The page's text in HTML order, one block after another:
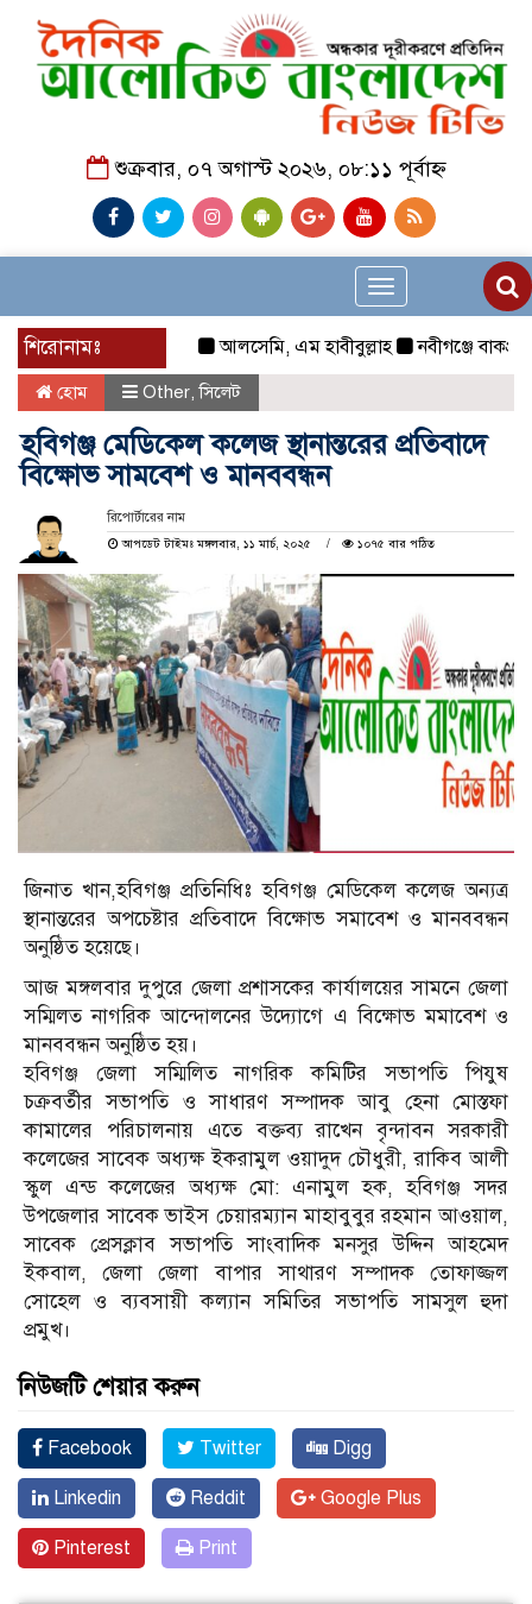
শুক্রবার, ০৭ অগাস্ট ২০২৬, ০৮:১১ পূর্বাহ্ন
Toggle
navigation
শিরোনামঃ আলসেমি, এম হাবীবুল্লাহ নবীগঞ্জে
হোম Other,সিলেট
হবিগঞ্জ মেডিকেল কলেজ স্থানান্তরের প্রতিবাদে
বিক্ষোভ সামবেশ ও মানববন্ধন
রিপোর্টারের নাম
আপডেট টাইমঃ মঙ্গলবার, ১১ মার্চ, ২০২৫
১০৭৫ বার পঠিত
জিনাত খান,হবিগঞ্জ প্রতিনিধিঃ হবিগঞ্জ মেডিকেল কলেজ অন্যত্র
স্থানান্তরের অপচেষ্টার প্রতিবাদে বিক্ষোভ সমাবেশ ও মানববন্ধন
অনুষ্ঠিত হয়েছে।
আজ মঙ্গলবার দুপুরে জেলা প্রশাসকের কার্যালয়ের সামনে জেলা
স‌ম্মিলত নাগরিক আ‌ন্দোল‌নের উদ্যোগে এ বিক্ষোভ মমা‌বেশ ও
মানববন্ধন অনুষ্ঠিত হয়।
হবিগঞ্জ জেলা সম্মি‌লিত নাগরিক কমিটির সভাপতি পিযুষ
চক্রবর্তীর সভাপতি ও সাধারণ সম্পাদক আবু হেনা মোস্তফা
কামালের পরিচালনায় এতে বক্তব্য রাখেন বৃন্দাবন সরকারী
কলেজের সাবেক অধ্যক্ষ ইকরামুল ওয়াদুদ চৌধুরী, রাকিব আলী
স্কুল এন্ড কলেজের অধ্যক্ষ মো: এনামুল হক, হবিগঞ্জ সদর
উপজেলার সাবেক ভাইস চেয়ারম্যান মাহাবুবুর রহমান আওয়াল,
সা‌বেক প্রেসক্লাব সভাপ‌তি সাংবাদিক মনসুর উদ্দিন আহমেদ
ইকবাল, জেলা জেলা বাপার সাথারণ সম্পাদক তোফাজ্জল
সো‌হেল ও ব‌্যবসায়ী কল‌্যান স‌মি‌তির সভাপ‌তি সামসুল হুদা
প্রমুখ।
নিউজটি শেয়ার করুন
Facebook Twitter Digg
Linkedin Reddit Google Plus
Pinterest Print